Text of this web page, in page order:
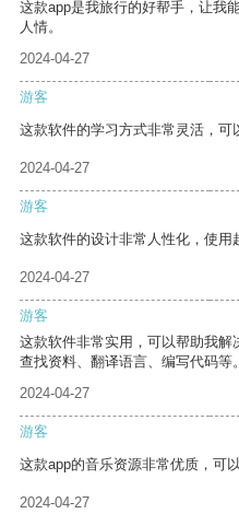
这款app是我旅行的好帮手，让我
人情。
2024-04-27
游客
这款软件的学习方式非常灵活，可
2024-04-27
游客
这款软件的设计非常人性化，使用
2024-04-27
游客
这款软件非常实用，可以帮助我
查找资料、翻译语言、编写代码等。
2024-04-27
游客
这款app的音乐资源非常优质，可
2024-04-27